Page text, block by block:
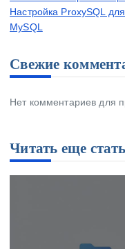
Настройка ProxySQL
MySQL
Свежие
Нет комментариев для
Читать еще